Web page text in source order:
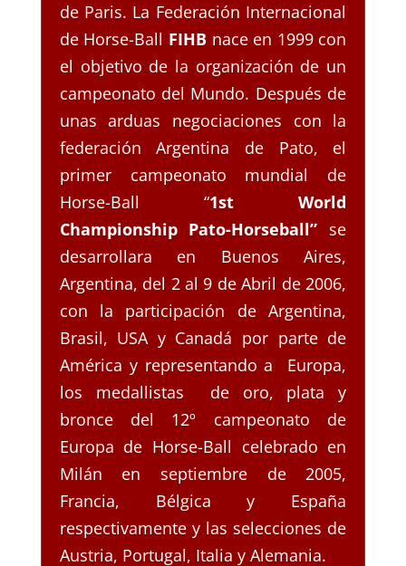
de Paris. La Federación Internacional
de Horse-Ball FIHBnace en 1999 con
el objetivo de la organización de un
campeonato del Mundo. Después de
unas arduas negociaciones con la
federación Argentina de Pato, el
primer campeonato mundial de
Horse-Ball “1st World
Championship Pato-Horseball” se
desarrollara en Buenos Aires,
Argentina, del 2 al 9 de Abril de 2006,
con la participación de Argentina,
Brasil, USA y Canadá por parte de
América y representando a Europa,
los medallistas de oro, plata y
bronce del 12º campeonato de
Europa de Horse-Ball celebrado en
Milán en septiembre de 2005,
Francia, Bélgica y España
respectivamente y las selecciones de
Austria, Portugal, Italia y Alemania.